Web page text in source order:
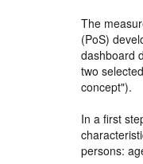
The
(PoS)
dashboard
two
concept").
In a first
persons: